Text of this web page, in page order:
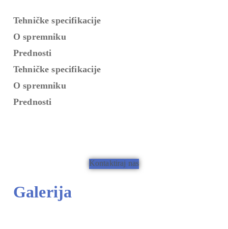
Tehničke specifikacije
O spremniku
Prednosti
Tehničke specifikacije
O spremniku
Prednosti
Kontaktiraj nas
Galerija